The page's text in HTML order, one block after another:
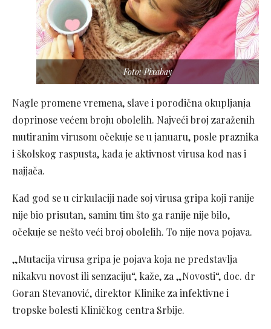
Foto: Pixabay
Nagle promene vremena, slave i porodična okupljanja
doprinose većem broju obolelih. Najveći broj zaraženih
mutiranim virusom očekuje se u januaru, posle praznika
i školskog raspusta, kada je aktivnost virusa kod nas i
najjača.
Kad god se u cirkulaciji nađe soj virusa gripa koji ranije
nije bio prisutan, samim tim što ga ranije nije bilo,
očekuje se nešto veći broj obolelih. To nije nova pojava.
„Mutacija virusa gripa je pojava koja ne predstavlja
nikakvu novost ili senzaciju“, kaže, za „Novosti“, doc. dr
Goran Stevanović, direktor Klinike za infektivne i
tropske bolesti Kliničkog centra Srbije.